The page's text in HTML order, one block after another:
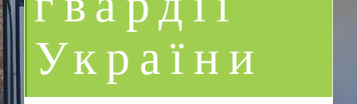
України